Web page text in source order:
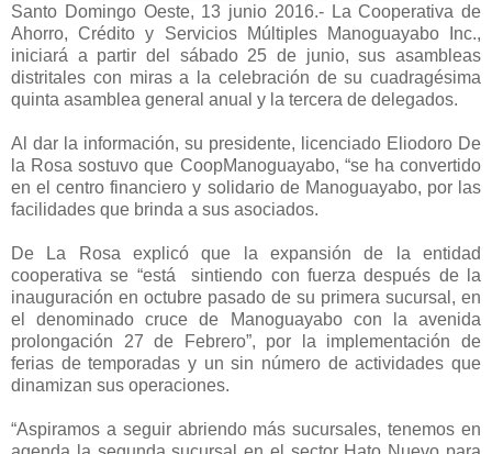
Santo Domingo Oeste, 13 junio 2016.- La Cooperativa de
Ahorro, Crédito y Servicios Múltiples Manoguayabo Inc.,
iniciará a partir del sábado 25 de junio, sus asambleas
distritales con miras a la celebración de su cuadragésima
quinta asamblea general anual y la tercera de delegados.
Al dar la información, su presidente, licenciado Eliodoro De
la Rosa sostuvo que CoopManoguayabo, “se ha convertido
en el centro financiero y solidario de Manoguayabo, por las
facilidades que brinda a sus asociados.
De La Rosa explicó que la expansión de la entidad
cooperativa se “está sintiendo con fuerza después de la
inauguración en octubre pasado de su primera sucursal, en
el denominado cruce de Manoguayabo con la avenida
prolongación 27 de Febrero”, por la implementación de
ferias de temporadas y un sin número de actividades que
dinamizan sus operaciones.
“Aspiramos a seguir abriendo más sucursales, tenemos en